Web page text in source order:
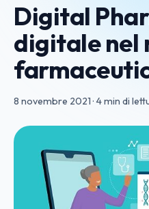
Digital
digitale nel
8 novembre 2021· 4 min di